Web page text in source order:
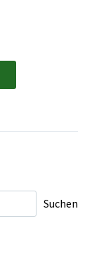
Suchen